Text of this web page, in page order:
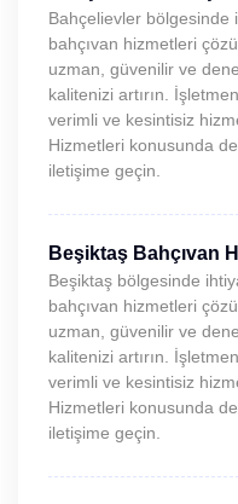
Bahçelievler bölgesinde
bahçıvan hizmetleri
uzman, güvenilir ve
kalitenizi artırın.
verimli ve kesintisiz
Hizmetleri konusunda
iletişime geçin.
Beşiktaş Bahçıvan
Beşiktaş bölgesinde
bahçıvan hizmetleri
uzman, güvenilir ve
kalitenizi artırın.
verimli ve kesintisiz
Hizmetleri konusunda
iletişime geçin.